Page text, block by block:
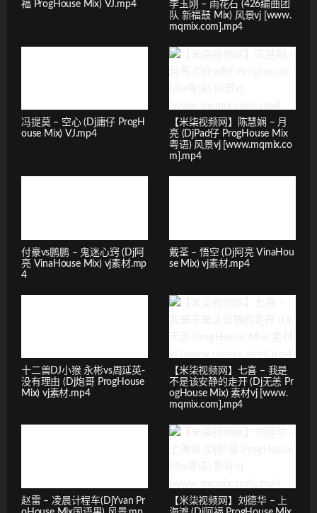
福 ProgHouse Mix) VJ.mp4
李玉刚 – 雨花石 (426编曲团
队 新福鼓 Mix) 风景vj [www.
mqmix.com].mp4
冯提莫 – 空心 (Dj庸仔 ProgH
ouse Mix) VJ.mp4
【米柒视频网】陈慧娴 – 月
亮 (DjPad仔 ProgHouse Mix
粤语) 风景vj [www.mqmix.co
m].mp4
付豪vs鹏鹏 – 鬼迷心窍 (Dj阿
亮 VinaHouse Mix) vj素材.mp
4
戴荃 – 悟空 (Dj阿亮 VinaHou
se Mix) vj素材.mp4
十二兽DJ小猴 永彬vs周延英-
没有理由 (Dj炮哥 ProgHouse
Mix) vj素材.mp4
【米柒视频网】七喜 – 我是
不是该安静的走开 (Dj无恙 Pr
ogHouse Mix) 素材vj [www.
mqmix.com].mp4
赵雷 – 凌晨计程车(DjYvan Pr
【米柒视频网】刘德华 – 上